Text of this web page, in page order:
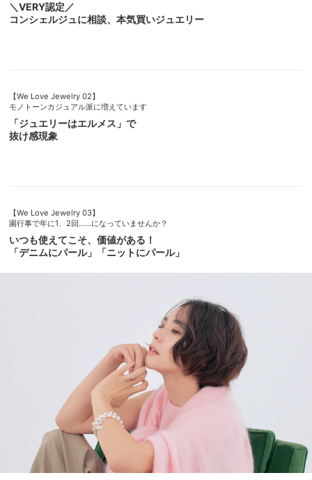
＼VERY認定／
コンシェルジュに相談、本気買いジュエリー
【We Love Jewelry 02】
モノトーンカジュアル派に増えています
「ジュエリーはエルメス」で
抜け感現象
【We Love Jewelry 03】
園行事で年に1、2回……になっていませんか？
いつも使えてこそ、価値がある！
「デニムにパール」「ニットにパール」